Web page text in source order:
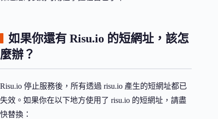
如果你還有 Risu.io 的短網址，該怎
麼辦？
Risu.io 停止服務後，所有透過 risu.io 產生的短網址都已
失效。如果你在以下地方使用了 risu.io 的短網址，請盡
快替換：